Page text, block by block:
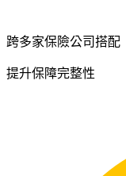
跨多家保險公司搭配
提升保障完整性